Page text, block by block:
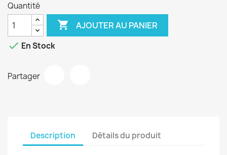
Quantité
 AJOUTER AU PANIER
 En Stock
Partager
Description Détails du produit